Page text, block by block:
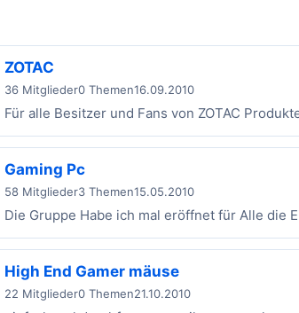
ZOTAC
36 Mitglieder0 Themen16.09.2010
Für alle Besitzer und Fans von ZOTAC
Gaming Pc
58 Mitglieder3 Themen15.05.2010
Die Gruppe Habe ich mal eröffnet für Alle die
High End Gamer mäuse
22 Mitglieder0 Themen21.10.2010